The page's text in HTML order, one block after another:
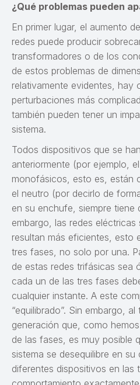
¿Qué problemas pueden
En primer lugar, el aumento
redes puede producir
transformadores o de los
de estos problemas de
relativamente evidentes, hay
perturbaciones más
también pueden tener un
sistema.
Todos dispositivos que se
anteriormente (por ejemplo,
monofásicos, esto es, están
el neutro (por decirlo de
en su enchufe, siempre tiene
embargo, las redes
resultan más eficientes, esto
tres fases, no solo por una.
de estas redes trifásicas sea
cada un de las tres fases
cualquier instante. A este
“equilibrado”. Sin embargo,
generación que, como
de las fases, es muy posible
sistema se desequilibre en
diferentes dispositivos en las